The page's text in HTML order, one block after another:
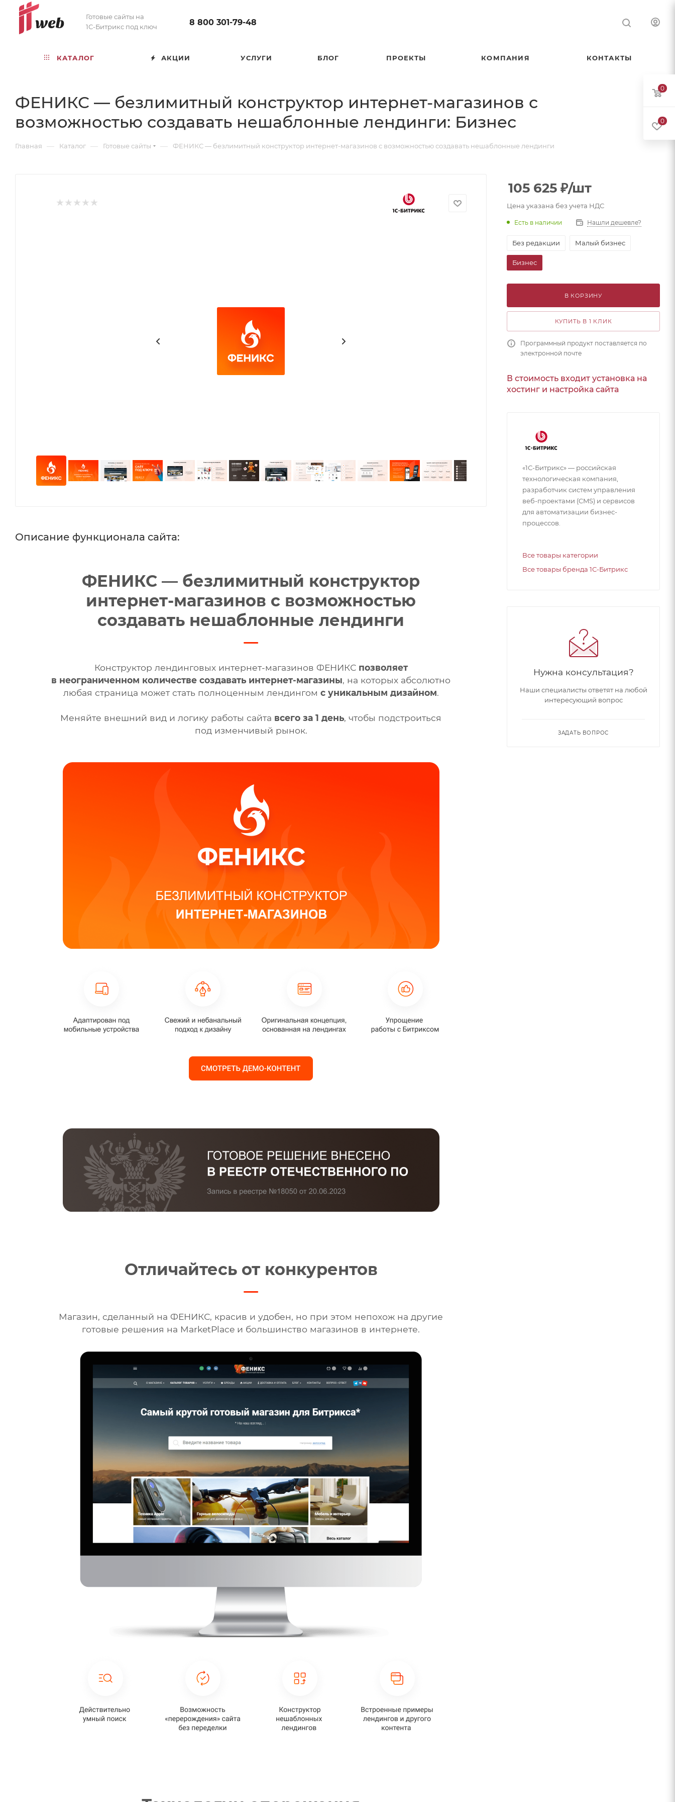
Готовые сайты на
1С-Битрикс под ключ
8 800 301-79-48
КАТАЛОГ АКЦИИ УСЛУГИ БЛОГ ПРОЕКТЫ КОМПАНИЯ КОНТАКТЫ
ФЕНИКС — безлимитный конструктор интернет-магазинов с
возможностью создавать нешаблонные лендинги: Бизнес
Главная — Каталог — Готовые сайты — ФЕНИКС — безлимитный конструктор интернет-магазинов с возможностью создавать нешаблонные лендинги
Описание функционала сайта:
ФЕНИКС — безлимитный конструктор
интернет-магазинов с возможностью
создавать нешаблонные лендинги
Конструктор лендинговых интернет-магазинов ФЕНИКС позволяет
в неограниченном количестве создавать интернет-магазины, на которых абсолютно
любая страница может стать полноценным лендингом с уникальным дизайном.
Меняйте внешний вид и логику работы сайта всего за 1 день, чтобы подстроиться
под изменчивый рынок.
Отличайтесь от конкурентов
Магазин, сделанный на ФЕНИКС, красив и удобен, но при этом непохож на другие
готовые решения на MarketPlace и большинство магазинов в интернете.
105 625 ₽/шт
Цена указана без учета НДС
Есть в наличии Нашли дешевле?
Без редакции Малый бизнес
Бизнес
В КОРЗИНУ
КУПИТЬ В 1 КЛИК
Программный продукт поставляется по
электронной почте
В стоимость входит установка на
хостинг и настройка сайта
«1С-Битрикс» — российская
технологическая компания,
разработчик систем управления
веб-проектами (CMS) и сервисов
для автоматизации бизнес-
процессов.
Все товары категории
Все товары бренда 1С-Битрикс
Нужна консультация?
Наши специалисты ответят на любой
интересующий вопрос
ЗАДАТЬ ВОПРОС
0
0